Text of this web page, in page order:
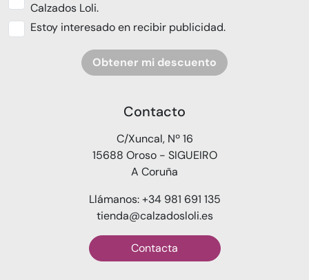
Calzados Loli.
Estoy interesado en recibir publicidad.
Obtener mi descuento
Contacto
C/Xuncal, Nº 16
15688 Oroso - SIGUEIRO
A Coruña
Llámanos: +34 981 691 135
tienda@calzadosloli.es
Contacta